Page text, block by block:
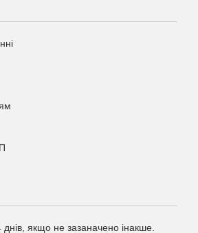
днів, якщо не зазаначено інакше.